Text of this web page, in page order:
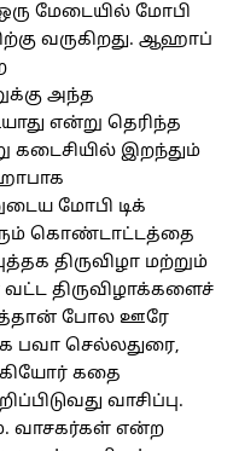
மேடையில் மோபி
வருகிறது. ஆஹாப்
அந்த
என்று தெரிந்த
கடைசியில் இறந்தும்
மோபி டிக்
கொண்டாட்டத்தை
திருவிழா மற்றும்
திருவிழாக்களைச்
போல ஊரே
பவா செல்லதுரை,
கதை
வாசிப்பு.
வாசகர்கள் என்ற